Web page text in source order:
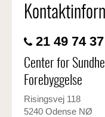
21 49 74 37
Center for
Forebyggelse
Risingsvej 118
5240 Odense NØ